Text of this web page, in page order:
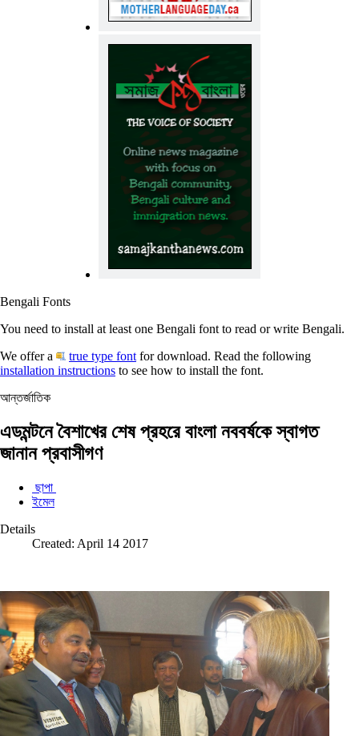
Bengali Fonts
You need to install at least one Bengali font to read or write Bengali.
We offer a
true type font for download. Read the following
installation instructions to see how to install the font.
আন্তর্জাতিক
এডমন্টনে বৈশাখের শেষ প্রহরে বাংলা নববর্ষকে স্বাগত
জানান প্রবাসীগণ
ছাপা
ইমেল
Details
Created: April 14 2017